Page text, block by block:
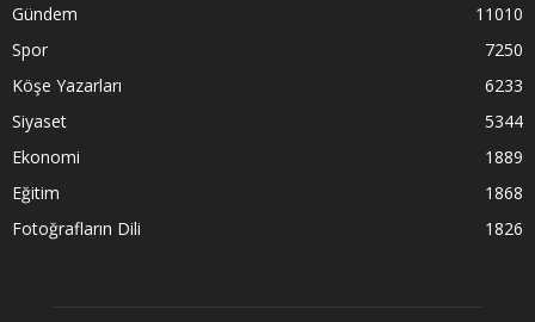
Gündem
11010
Spor
7250
Köşe Yazarları
6233
Siyaset
5344
Ekonomi
1889
Eğitim
1868
Fotoğrafların Dili
1826